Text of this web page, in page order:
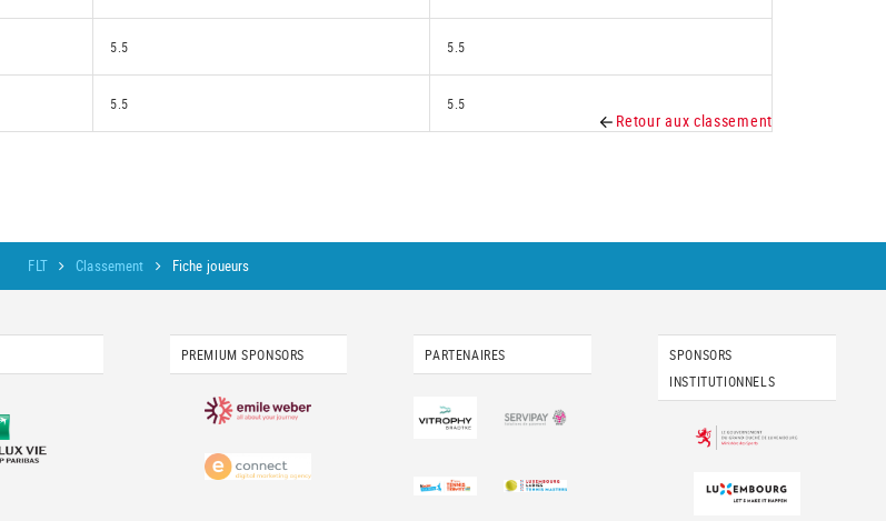
5.5 5.5
5.5 5.5
Retour aux classement
FLT Classement Fiche joueurs
PREMIUM SPONSORS PARTENAIRES
SPONSORS
INSTITUTIONNELS